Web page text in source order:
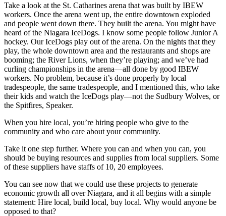
Take a look at the St. Catharines arena that was built by IBEW
workers. Once the arena went up, the entire downtown exploded
and people went down there. They built the arena. You might have
heard of the Niagara IceDogs. I know some people follow Junior A
hockey. Our IceDogs play out of the arena. On the nights that they
play, the whole downtown area and the restaurants and shops are
booming; the River Lions, when they’re playing; and we’ve had
curling championships in the arena—all done by good IBEW
workers. No problem, because it’s done properly by local
tradespeople, the same tradespeople, and I mentioned this, who take
their kids and watch the IceDogs play—not the Sudbury Wolves, or
the Spitfires, Speaker.
When you hire local, you’re hiring people who give to the
community and who care about your community.
Take it one step further. Where you can and when you can, you
should be buying resources and supplies from local suppliers. Some
of these suppliers have staffs of 10, 20 employees.
You can see now that we could use these projects to generate
economic growth all over Niagara, and it all begins with a simple
statement: Hire local, build local, buy local. Why would anyone be
opposed to that?